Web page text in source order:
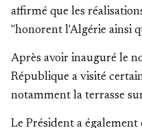
affirmé que les
"honorent l'Algérie ainsi
Après avoir inauguré le
République a visité
notamment la terrasse
Le Président a